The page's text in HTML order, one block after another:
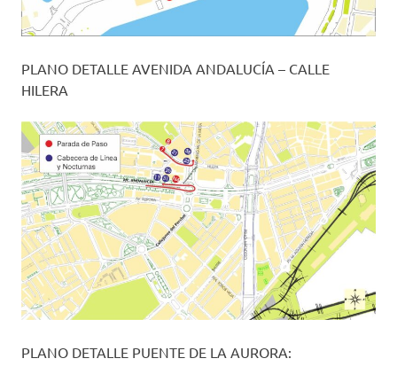
PLANO DETALLE AVENIDA ANDALUCÍA – CALLE
HILERA
PLANO DETALLE PUENTE DE LA AURORA: